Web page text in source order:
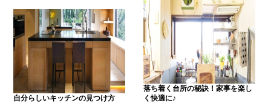
自分らしいキッチンの見つけ方
落ち着く台所の秘訣！家事を楽し
く快適に♪